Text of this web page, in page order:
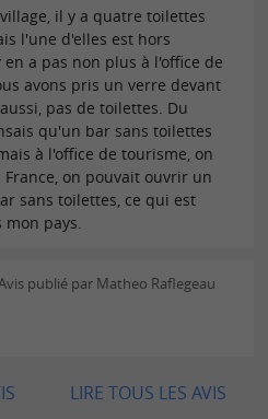
il y a quatre toilettes
l'une d'elles est hors
en a pas non plus à l'office de
avons pris un verre devant
pas de toilettes. Du
qu'un bar sans toilettes
à l'office de tourisme, on
on pouvait ouvrir un
sans toilettes, ce qui est
pays.
publié par Matheo Raflegeau
LIRE TOUS LES AVIS